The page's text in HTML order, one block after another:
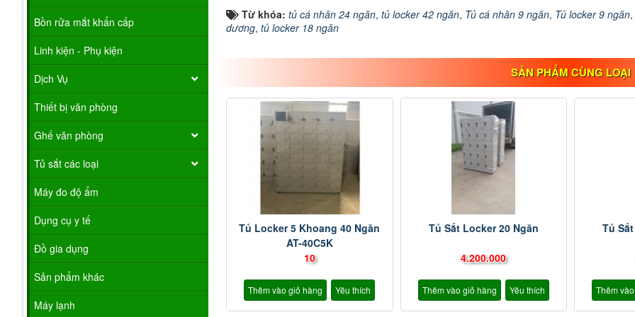
Từ khóa:tủ cá nhân 24 ngăn,tủ locker 42 ngăn, Tủ cá nhân 9 ngăn, Tủ locker 9 ngăn
dương,tủ locker 18 ngăn
SẢN PHẨM CÙNG LOẠI
Tủ Locker 5 Khoang 40 Ngăn
AT-40C5K
10
Thêm vào giỏ hàng Yêu thích
Tủ Sắt Locker 20 Ngăn
4.200.000
Thêm vào giỏ hàng Yêu thích
Tủ
Thêm
Bồn rửa mắt khẩn cấp
Linh kiện - Phụ kiện
Dịch Vụ
Thiết bị văn phòng
Ghế văn phòng
Tủ sắt các loại
Máy đo độ ẩm
Dụng cụ y tế
Đồ gia dụng
Sản phẩm khác
Máy lạnh